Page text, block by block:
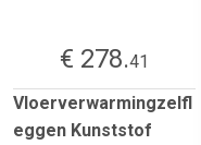
€ 278.41
Vloerverwarmingzelfl
eggen Kunststof